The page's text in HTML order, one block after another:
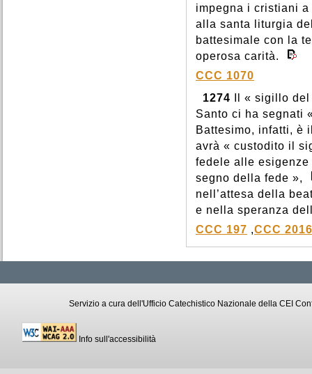
impegna i cristiani
alla santa liturgia
battesimale con la
operosa carità.
CCC 1070
1274 Il « sigillo
Santo ci ha segnati
Battesimo, infatti,
avrà « custodito il
fedele alle
segno della fede »,
nell’attesa della
e nella speranza
CCC 197 ,CCC 2016
Servizio a cura dell'Ufficio Catechistico Nazionale della CEI
Info sull'accessibilità